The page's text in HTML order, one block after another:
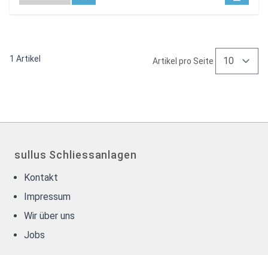
1 Artikel Artikel pro Seite
sullus Schliessanlagen
Kontakt
Impressum
Wir über uns
Jobs